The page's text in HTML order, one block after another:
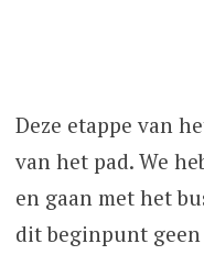
Deze etappe van
van het pad. We
en gaan met het
dit beginpunt